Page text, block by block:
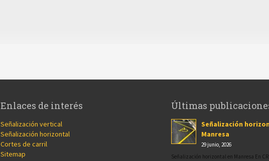
Enlaces de interés
Señalización vertical
Señalización horizontal
Cortes de carril
Sitemap
Últimas
Señalización
Manresa
29 junio, 2026
Señalización horizontal en Manresa En